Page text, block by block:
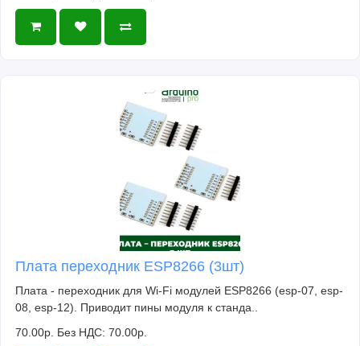
Плата переходник ESP8266 (3шт)
Плата - переходник для Wi-Fi модулей ESP8266 (esp-07, esp-
08, esp-12). Приводит пины модуля к станда..
70.00р. Без НДС: 70.00р.